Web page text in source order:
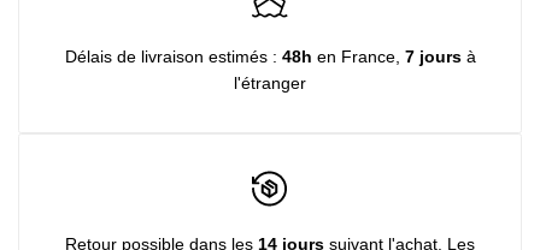
Délais de livraison estimés : 48h en France, 7 joursà
l'étranger
Retour possible dans les 14 jours suivant l'achat. Les